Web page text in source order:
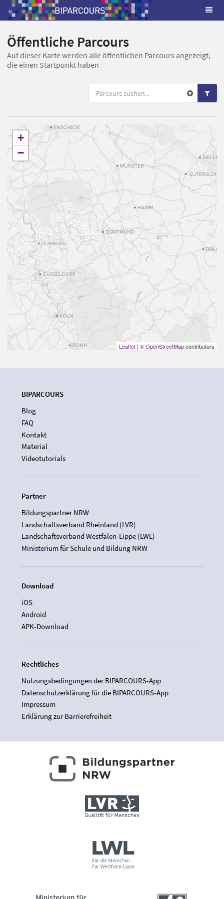
Öffentliche Parcours
Auf dieser Karte werden alle öffentlichen Parcours angezeigt,
die einen Startpunkt haben
+
−
Leaflet | ©OpenStreetMapcontributors
BIPARCOURS
Blog
FAQ
Kontakt
Material
Videotutorials
Partner
Bildungspartner NRW
Landschaftsverband Rheinland (LVR)
Landschaftsverband Westfalen-Lippe (LWL)
Ministerium für Schule und Bildung NRW
Download
iOS
Android
APK-Download
Rechtliches
Nutzungsbedingungen der BIPARCOURS-App
Datenschutzerklärung für die BIPARCOURS-App
Impressum
Erklärung zur Barrierefreiheit